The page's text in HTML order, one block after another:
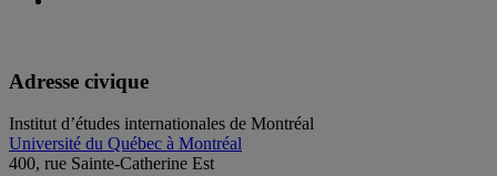
Adresse civique
Institut d’études internationales de Montréal
Université du Québec à Montréal
400, rue Sainte-Catherine Est